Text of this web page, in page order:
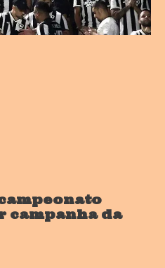
campanha da